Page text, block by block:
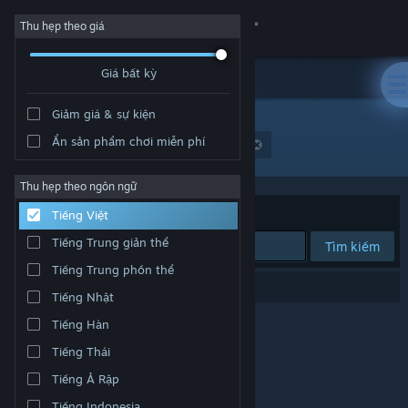
Đăng nhập
Cộng đồng
Thông tin
Hỗ trợ
Thay đổi ngôn ngữ
Cài ứng dụng Steam di động
Xem web cho desktop
Thu hẹp theo giá
Giá bất kỳ
Giảm giá & sự kiện
Ẩn sản phẩm chơi miễn phí
Thu hẹp theo ngôn ngữ
Tiếng Việt
Tiếng Trung giản thể
Tiếng Trung phồn thể
Tiếng Nhật
Tiếng Hàn
Tiếng Thái
Tiếng Ả Rập
Nhà phát triển: Polybay Digital Entertainment
Xếp theo Độ liên quan
Tìm kiếm